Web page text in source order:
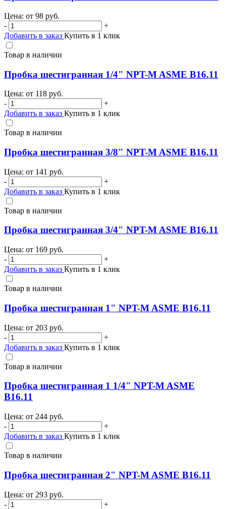
Цена: от 98 руб.
-
+
Добавить в заказ Купить в 1 клик
Товар в наличии
Пробка шестигранная 1/4" NPT-M ASME B16.11
Цена: от 118 руб.
-
+
Добавить в заказ Купить в 1 клик
Товар в наличии
Пробка шестигранная 3/8" NPT-M ASME B16.11
Цена: от 141 руб.
-
+
Добавить в заказ Купить в 1 клик
Товар в наличии
Пробка шестигранная 3/4" NPT-M ASME B16.11
Цена: от 169 руб.
-
+
Добавить в заказ Купить в 1 клик
Товар в наличии
Пробка шестигранная 1" NPT-M ASME B16.11
Цена: от 203 руб.
-
+
Добавить в заказ Купить в 1 клик
Товар в наличии
Пробка шестигранная 1 1/4" NPT-M ASME
B16.11
Цена: от 244 руб.
-
+
Добавить в заказ Купить в 1 клик
Товар в наличии
Пробка шестигранная 2" NPT-M ASME B16.11
Цена: от 293 руб.
-
+